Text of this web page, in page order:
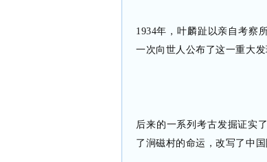
1934年，叶麟趾以亲自考察
一次向世人公布了这一重大
后来的一系列考古发掘证实
了涧磁村的命运，改写了中